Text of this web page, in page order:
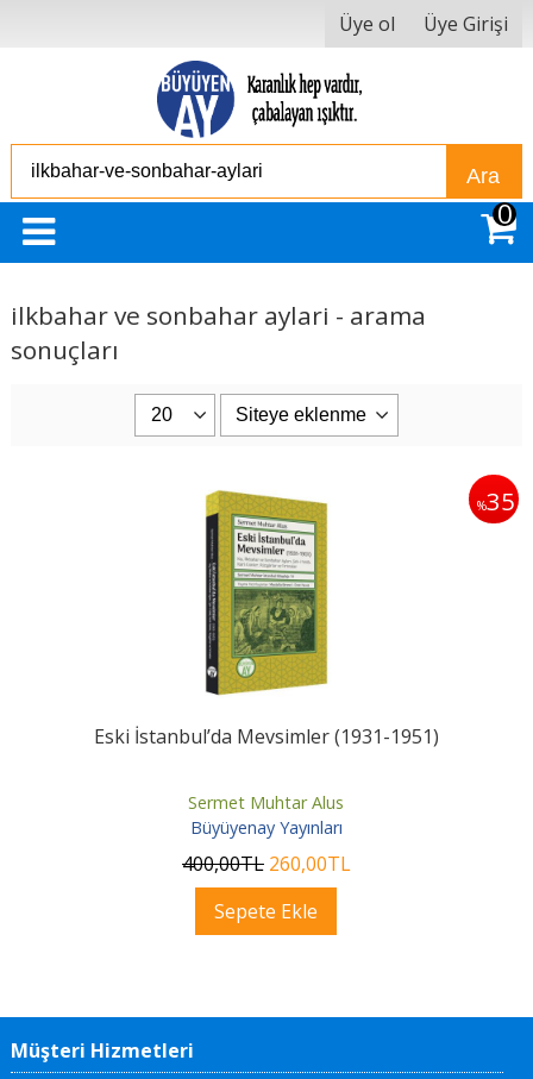
Üye ol Üye Girişi
Ara
0
ilkbahar ve sonbahar aylari - arama
sonuçları
%35
Eski İstanbul’da Mevsimler (1931-1951)
Sermet Muhtar Alus
Büyüyenay Yayınları
400,00TL 260,00TL
Sepete Ekle
Müşteri Hizmetleri